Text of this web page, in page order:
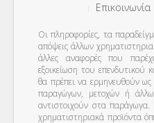
Επικοινωνία
Οι πληροφορίες, τα
απόψεις άλλων
άλλες αναφορές που
εξοικείωση του επενδυτικού
θα πρέπει να ερμηνευθούν
παραγώγων, μετοχών ή
αντιστοιχούν στα
χρηματιστηριακά προϊόντα